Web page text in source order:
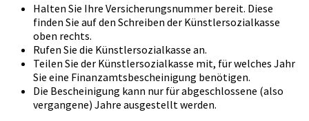
Halten Sie Ihre Versicherungsnummer bereit. Diese
finden Sie auf den Schreiben der Künstlersozialkasse
oben rechts.
Rufen Sie die Künstlersozialkasse an.
Teilen Sie der Künstlersozialkasse mit, für welches Jahr
Sie eine Finanzamtsbescheinigung benötigen.
Die Bescheinigung kann nur für abgeschlossene (also
vergangene) Jahre ausgestellt werden.